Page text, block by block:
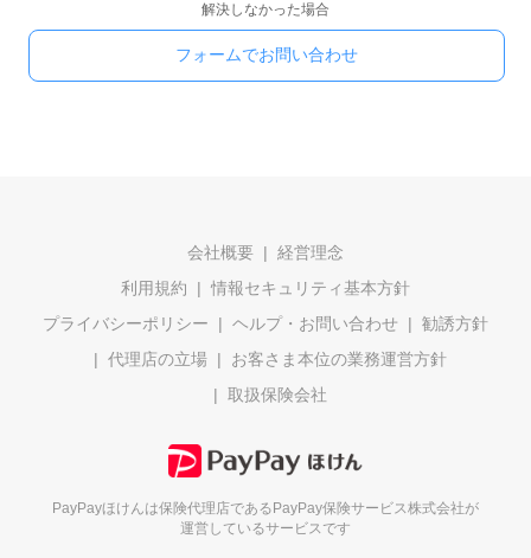
解決しなかった場合
フォームでお問い合わせ
会社概要
経営理念
利用規約
情報セキュリティ基本方針
プライバシーポリシー
ヘルプ・お問い合わせ
勧誘方針
代理店の立場
お客さま本位の業務運営方針
取扱保険会社
PayPayほけんは保険代理店である PayPay保険サービス株式会社が
運営しているサービスです